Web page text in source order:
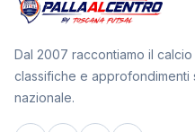
Dal 2007 raccontiamo il calcio
classifiche e approfondimenti
nazionale.